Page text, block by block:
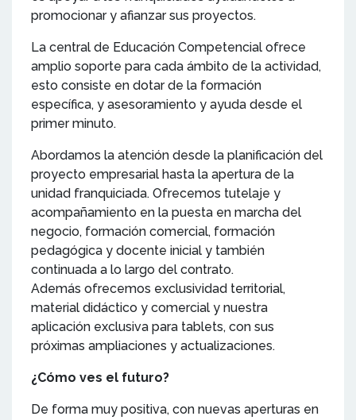
promocionar y afianzar sus proyectos.
La central de Educación Competencial ofrece
amplio soporte para cada ámbito de la actividad,
esto consiste en dotar de la formación
específica, y asesoramiento y ayuda desde el
primer minuto.
Abordamos la atención desde la planificación del
proyecto empresarial hasta la apertura de la
unidad franquiciada. Ofrecemos tutelaje y
acompañamiento en la puesta en marcha del
negocio, formación comercial, formación
pedagógica y docente inicial y también
continuada a lo largo del contrato.
Además ofrecemos exclusividad territorial,
material didáctico y comercial y nuestra
aplicación exclusiva para tablets, con sus
próximas ampliaciones y actualizaciones.
¿Cómo ves el futuro?
De forma muy positiva, con nuevas aperturas en